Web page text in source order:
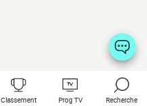
Classement Prog TV Recherche